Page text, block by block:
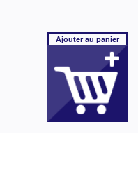
Ajouterau panier